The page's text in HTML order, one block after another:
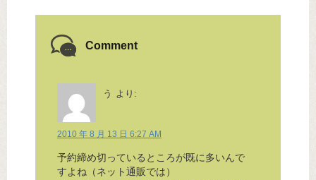
Comment
う より:
2010 年 8 月 13 日 6:27 AM
予約締め切っているところが既に多いんで
すよね（ネット通販では）